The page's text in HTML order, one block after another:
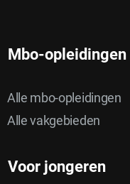
Mbo-opleidingen
Alle mbo-opleidingen
Alle vakgebieden
Voor jongeren